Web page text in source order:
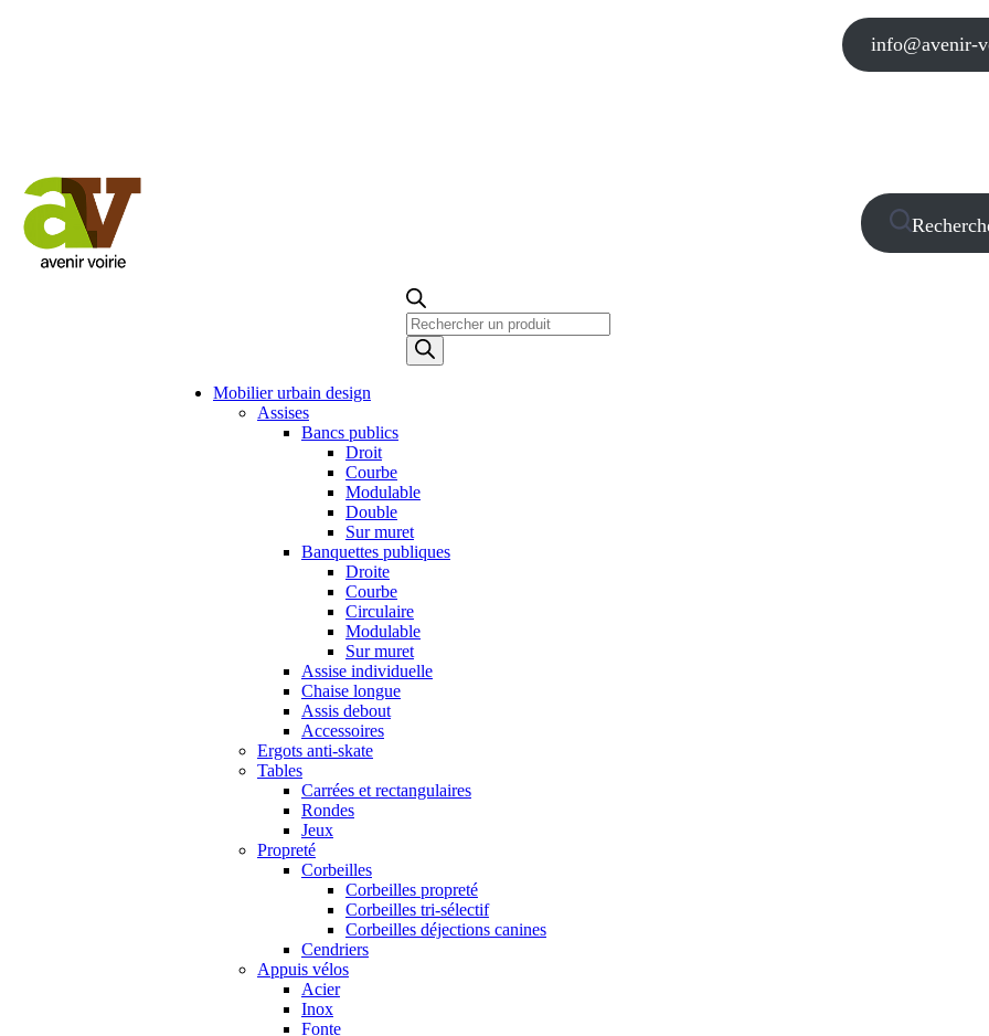
info@avenir-
Recherche
de
produits
Mobilier urbain design
Assises
Bancs publics
Droit
Courbe
Modulable
Double
Sur muret
Banquettes publiques
Droite
Courbe
Circulaire
Modulable
Sur muret
Assise individuelle
Chaise longue
Assis debout
Accessoires
Ergots anti-skate
Tables
Carrées et rectangulaires
Rondes
Jeux
Propreté
Corbeilles
Corbeilles propreté
Corbeilles tri-sélectif
Corbeilles déjections canines
Cendriers
Appuis vélos
Acier
Inox
Fonte